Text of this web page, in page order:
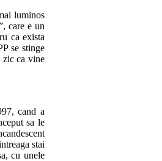
luminos
care e un
ca exista
se stinge
zic ca vine
cand a
sa le
stai
cu unele